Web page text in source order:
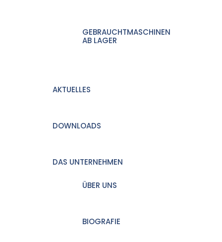
GEBRAUCHTMASCHINEN
AB LAGER
AKTUELLES
DOWNLOADS
DAS UNTERNEHMEN
ÜBER UNS
BIOGRAFIE